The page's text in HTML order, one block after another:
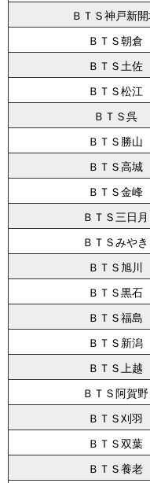
ＢＴＳ神戸新
ＢＴＳ朝倉
ＢＴＳ土佐
ＢＴＳ松江
ＢＴＳ呉
ＢＴＳ勝山
ＢＴＳ高城
ＢＴＳ金峰
ＢＴＳ三日月
ＢＴＳみやき
ＢＴＳ旭川
ＢＴＳ黒石
ＢＴＳ福島
ＢＴＳ新潟
ＢＴＳ上越
ＢＴＳ阿賀野
ＢＴＳ刈羽
ＢＴＳ双葉
ＢＴＳ養老